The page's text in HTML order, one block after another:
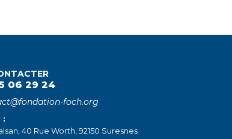
06 29 24
foch.org
:
40 Rue Worth, 92150 Suresnes